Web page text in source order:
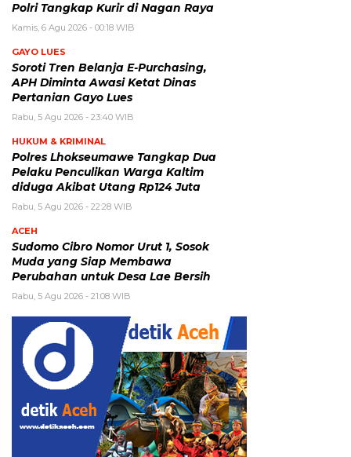
Polri Tangkap Kurir di Nagan Raya
Kamis, 6 Agu 2026 - 00:18 WIB
GAYO LUES
Soroti Tren Belanja E-Purchasing,
APH Diminta Awasi Ketat Dinas
Pertanian Gayo Lues
Rabu, 5 Agu 2026 - 23:40 WIB
HUKUM & KRIMINAL
Polres Lhokseumawe Tangkap Dua
Pelaku Penculikan Warga Kaltim
diduga Akibat Utang Rp124 Juta
Rabu, 5 Agu 2026 - 22:28 WIB
ACEH
Sudomo Cibro Nomor Urut 1, Sosok
Muda yang Siap Membawa
Perubahan untuk Desa Lae Bersih
Rabu, 5 Agu 2026 - 21:08 WIB